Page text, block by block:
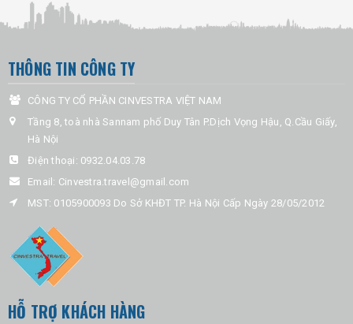
THÔNG TIN CÔNG TY
CÔNG TY CỔ PHẦN CINVESTRA VIỆT NAM
Tầng 8, toà nhà Sannam phố Duy Tân P.Dịch Vọng Hậu, Q.Cầu Giấy,
Hà Nội
Điện thoại: 0932.04.03.78
Email: Cinvestra.travel@gmail.com
MST: 0105900093 Do Sở KHĐT TP. Hà Nội Cấp Ngày 28/05/2012
HỖ TRỢ KHÁCH HÀNG